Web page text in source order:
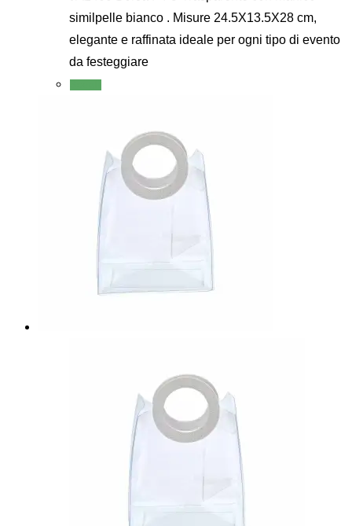
similpelle bianco . Misure 24.5X13.5X28 cm,
elegante e raffinata ideale per ogni tipo di evento
da festeggiare